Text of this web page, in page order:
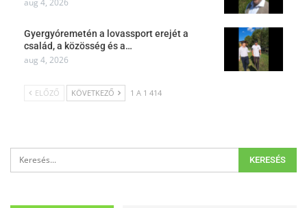
aug 4, 2026
Gyergyóremetén a lovassport erejét a
család, a közösség és a…
aug 4, 2026
ELŐZŐ KÖVETKEZŐ 1 A 1 414